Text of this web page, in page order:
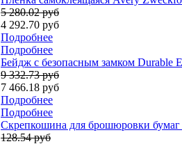
5 280.02 руб
4 292.70 руб
Подробнее
Подробнее
Бейдж с безопасным замком Durable
9 332.73 руб
7 466.18 руб
Подробнее
Подробнее
Скрепкошина для брошюровки
128.54 руб